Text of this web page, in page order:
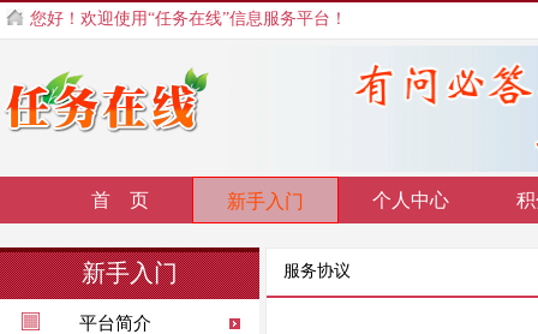
您好！欢迎使用“任务在线”信息服务平台！
首 页 新手入门 个人中心
新手入门
平台简介
服务协议